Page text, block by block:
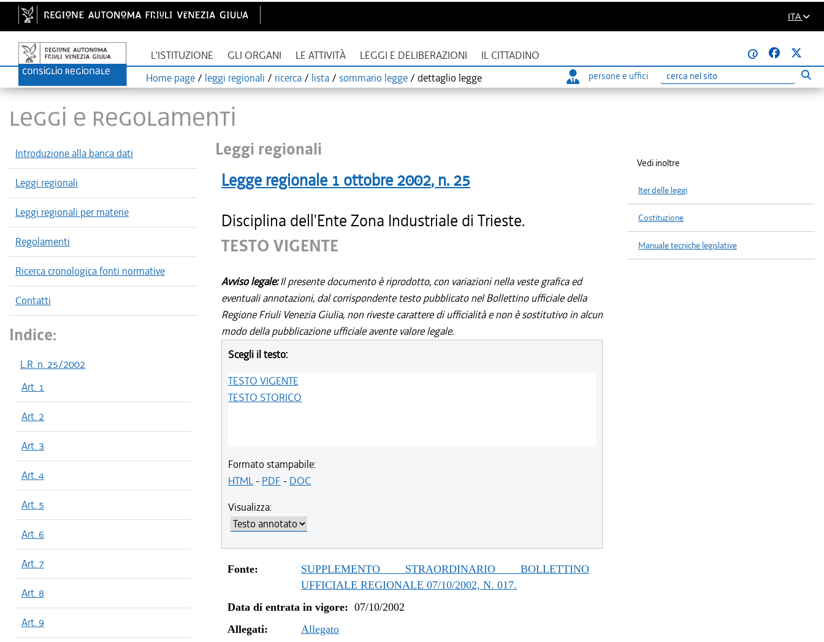
ITA
L'ISTITUZIONE GLI ORGANI LE ATTIVITÀ LEGGI E DELIBERAZIONI IL CITTADINO
@
Home page / leggi regionali / ricerca / lista / sommario legge / dettaglio legge persone e uffici
Ricerca
LEGGI E REGOLAMENTI
Introduzione alla banca dati
Leggi regionali
Leggi regionali per materie
Regolamenti
Ricerca cronologica fonti normative
Contatti
Indice:
L.R. n. 25/2002
Art. 1
Art. 2
Art. 3
Art. 4
Art. 5
Art. 6
Art. 7
Art. 8
Art. 9
Leggi regionali
Legge regionale 1 ottobre 2002, n. 25
Disciplina dell'Ente Zona Industriale di Trieste.
TESTO VIGENTE
Avviso legale:Il presente documento è riprodotto, con variazioni nella veste grafica ed
eventuali annotazioni, dal corrispondente testo pubblicato nel Bollettino ufficiale della
Regione Friuli Venezia Giulia, non riveste carattere di ufficialità e non è sostitutivo in alcun
modo della pubblicazione ufficiale avente valore legale.
Scegli il testo:
TESTO VIGENTE
TESTO STORICO
Formato stampabile:
HTML- PDF - DOC
Visualizza:
Fonte:
SUPPLEMENTO STRAORDINARIO BOLLETTINO
UFFICIALE REGIONALE 07/10/2002, N. 017.
Data di entrata in vigore: 07/10/2002
Allegati:
Allegato
Vedi inoltre
Iter delle leggi
Costituzione
Manuale tecniche legislative